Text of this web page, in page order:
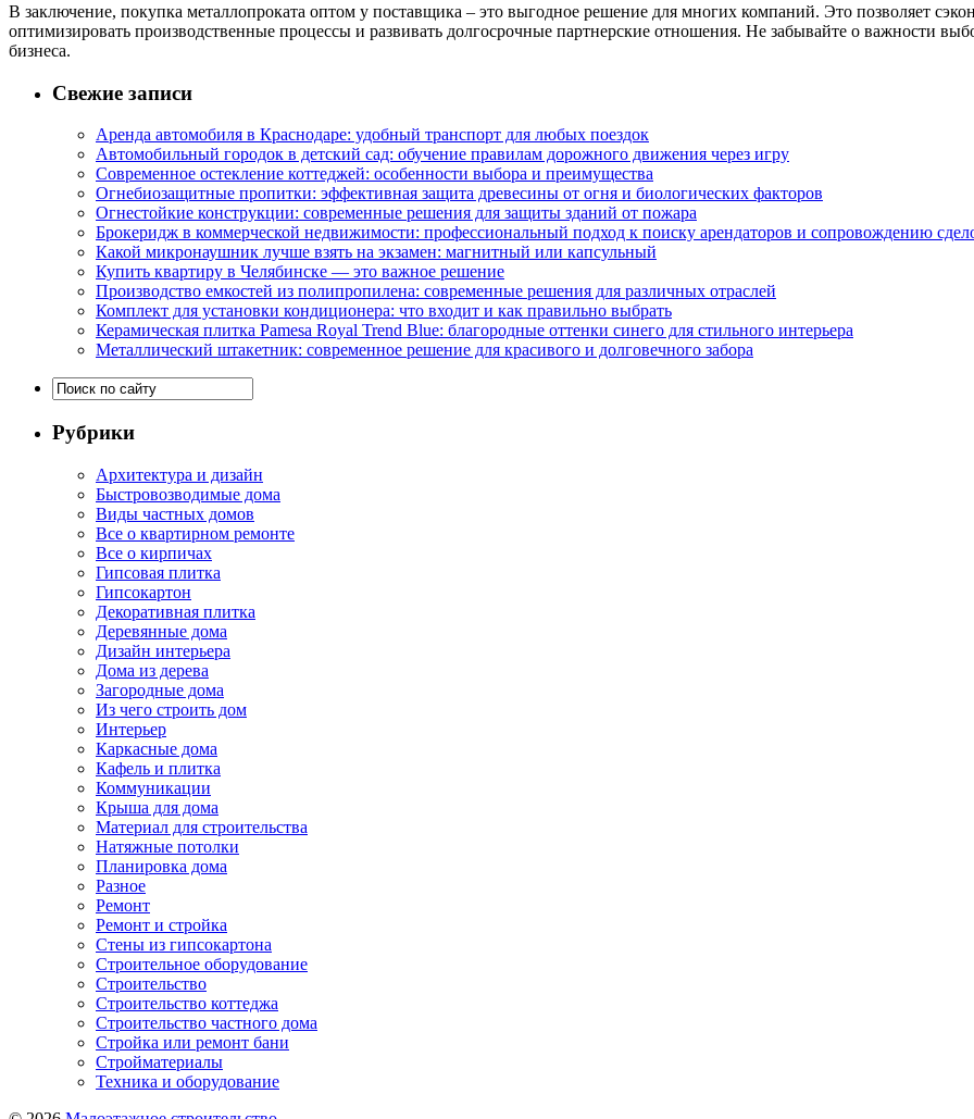
В заключение, покупка металлопроката оптом у поставщика – это выгодное решение для многих компаний. Это позволяет
оптимизировать производственные процессы и развивать долгосрочные партнерские отношения. Не забывайте о важности
бизнеса.
Свежие записи
Аренда автомобиля в Краснодаре: удобный транспорт для любых поездок
Автомобильный городок в детский сад: обучение правилам дорожного движения через игру
Современное остекление коттеджей: особенности выбора и преимущества
Огнебиозащитные пропитки: эффективная защита древесины от огня и биологических факторов
Огнестойкие конструкции: современные решения для защиты зданий от пожара
Брокеридж в коммерческой недвижимости: профессиональный подход к поиску арендаторов и сопровождению
Какой микронаушник лучше взять на экзамен: магнитный или капсульный
Купить квартиру в Челябинске — это важное решение
Производство емкостей из полипропилена: современные решения для различных отраслей
Комплект для установки кондиционера: что входит и как правильно выбрать
Керамическая плитка Pamesa Royal Trend Blue: благородные оттенки синего для стильного интерьера
Металлический штакетник: современное решение для красивого и долговечного забора
Рубрики
Архитектура и дизайн
Быстровозводимые дома
Виды частных домов
Все о квартирном ремонте
Все о кирпичах
Гипсовая плитка
Гипсокартон
Декоративная плитка
Деревянные дома
Дизайн интерьера
Дома из дерева
Загородные дома
Из чего строить дом
Интерьер
Каркасные дома
Кафель и плитка
Коммуникации
Крыша для дома
Материал для строительства
Натяжные потолки
Планировка дома
Разное
Ремонт
Ремонт и стройка
Стены из гипсокартона
Строительное оборудование
Строительство
Строительство коттеджа
Строительство частного дома
Стройка или ремонт бани
Стройматериалы
Техника и оборудование